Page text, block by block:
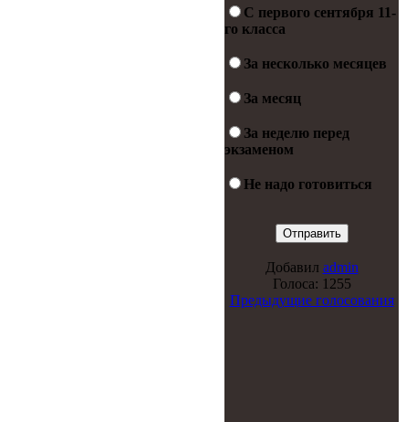
С первого сентября 11-
го класса
За несколько месяцев
За месяц
За неделю перед
экзаменом
Не надо готовиться
Добавил admin
Голоса: 1255
Предыдущие голосования